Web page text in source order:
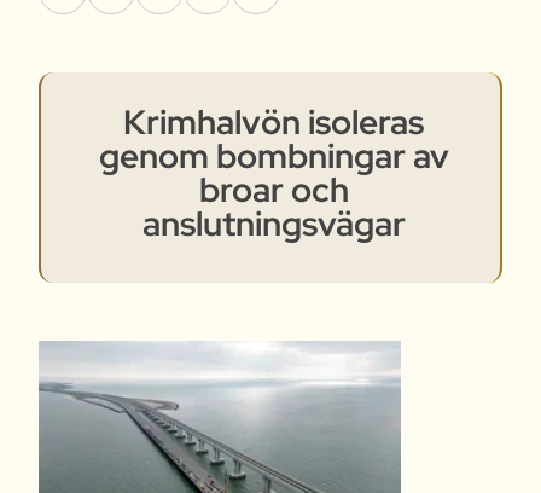
Krimhalvön isoleras
genom bombningar av
broar och
anslutningsvägar